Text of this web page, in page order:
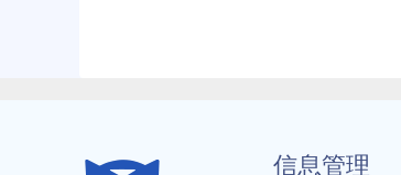
信息管理